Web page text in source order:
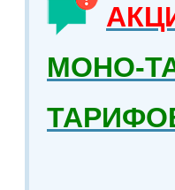
МОНО-